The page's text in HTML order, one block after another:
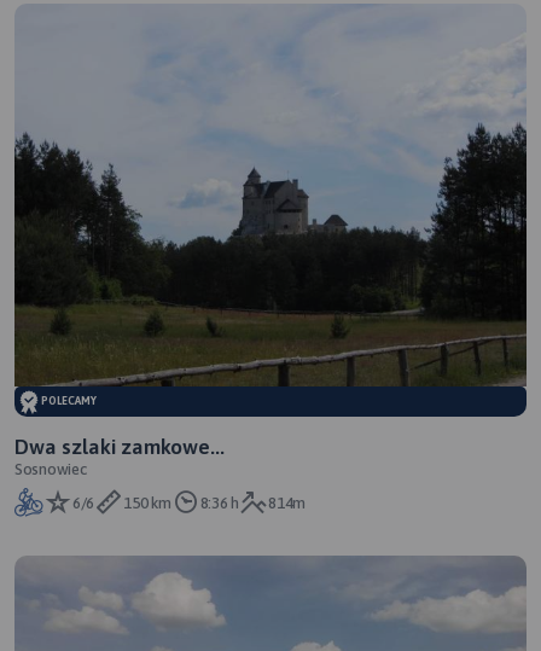
POLECAMY
Dwa szlaki zamkowe...
Sosnowiec
6/6
150 km 8:36 h 814m